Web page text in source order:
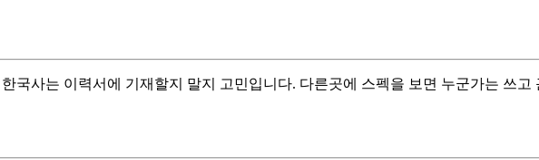
국사는 이력서에 기재할지 말지 고민입니다. 다른곳에 스펙을 보면 누군가는 쓰고